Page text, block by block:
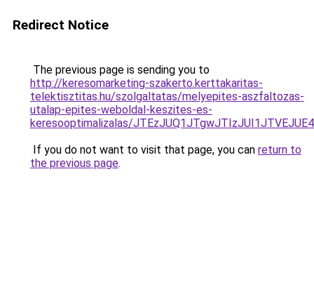
Redirect Notice
The previous page is sending you to
http://keresomarketing-szakerto.kerttakaritas-
telektisztitas.hu/szolgaltatas/melyepites-aszfaltozas-
utalap-epites-weboldal-keszites-es-
keresooptimalizalas/
If you do not want to visit that page, you can return to
the previous page.